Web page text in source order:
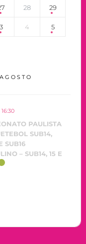
28 29
3 4 5
PAULISTA
SUB14,
SUB16
– SUB14, 15 E